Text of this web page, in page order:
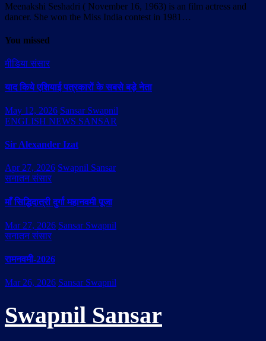
Meenakshi Seshadri ( November 16, 1963) is an film actress and
dancer. She won the Miss India contest in 1981…
You missed
मीडिया संसार
याद किये एशियाई पत्रकारों के सबसे बड़े नेता
May 12, 2026 Sansar Swapnil
ENGLISH NEWS SANSAR
Sir Alexander Izat
Apr 27, 2026 Swapnil Sansar
सनातन संसार
माँ सिद्धिदात्री दुर्गा महानवमी पूजा
Mar 27, 2026 Sansar Swapnil
सनातन संसार
रामनवमी-2026
Mar 26, 2026 Sansar Swapnil
Swapnil Sansar